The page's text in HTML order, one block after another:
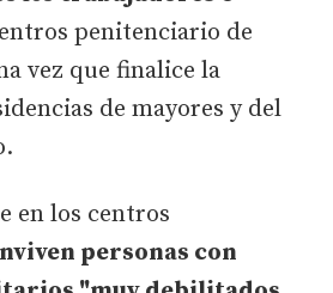
penitenciario de
vez que finalice la
de mayores y del
en los centros
personas con